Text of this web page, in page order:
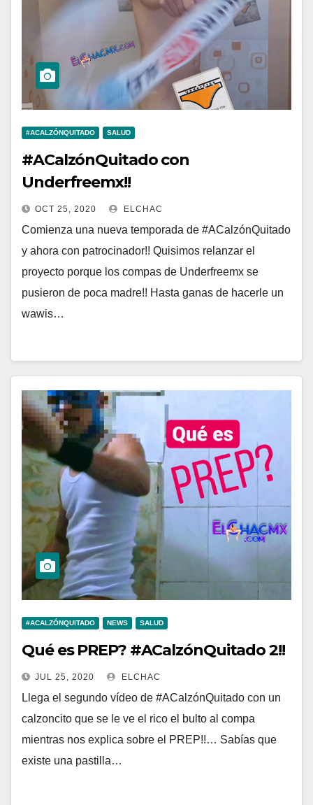
#ACALZÓNQUITADO SALUD
#ACalzónQuitado con
Underfreemx!!
OCT 25, 2020 ELCHAC
Comienza una nueva temporada de #ACalzónQuitado
y ahora con patrocinador!! Quisimos relanzar el
proyecto porque los compas de Underfreemx se
pusieron de poca madre!! Hasta ganas de hacerle un
wawis…
#ACALZÓNQUITADO NEWS SALUD
Qué es PREP? #ACalzónQuitado 2!!
JUL 25, 2020 ELCHAC
Llega el segundo vídeo de #ACalzónQuitado con un
calzoncito que se le ve el rico el bulto al compa
mientras nos explica sobre el PREP!!… Sabías que
existe una pastilla…